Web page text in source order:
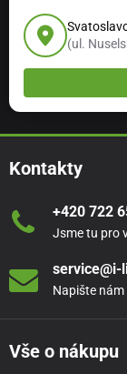
(ul.
Kontakty
+420 722
Jsme tu pro
service@i-
Napište
Vše o nákupu